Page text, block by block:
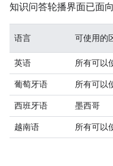
知识问答轮播界面已面
语言 可使用的
英语 所有可以
葡萄牙语 所有可以
西班牙语 墨西哥
越南语 所有可以